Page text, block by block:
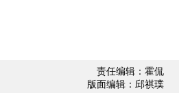
责任编辑：霍侃
版面编辑：邱祺璞